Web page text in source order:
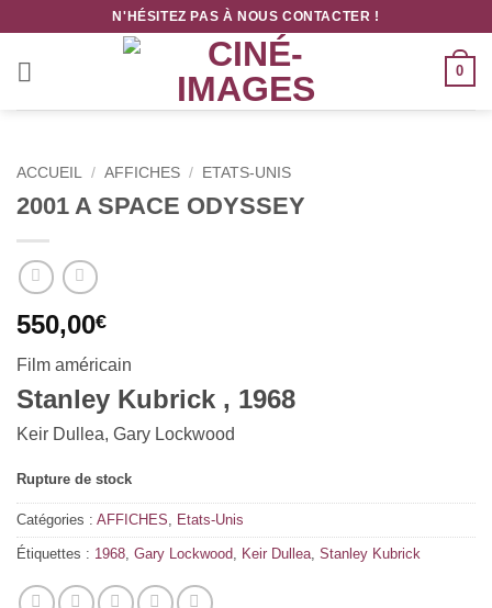
contenu
N'HÉSITEZ PAS À NOUS CONTACTER !
0
ACCUEIL / AFFICHES / ETATS-UNIS
2001 A SPACE ODYSSEY
550,00€
Film américain
Stanley Kubrick , 1968
Keir Dullea, Gary Lockwood
Rupture de stock
Catégories : AFFICHES, Etats-Unis
Étiquettes : 1968, Gary Lockwood, Keir Dullea, Stanley Kubrick